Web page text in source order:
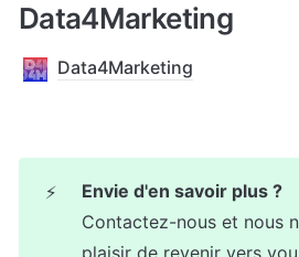
Data4Marketing
Data4Marketing
⚡
Contactez-nous et nous